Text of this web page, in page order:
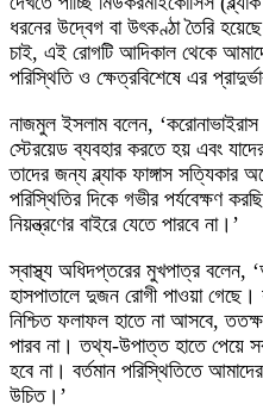
ধরনের উদ্বেগ বা উৎকণ্ঠা তৈরি
চাই, এই রোগটি আদিকাল থেকে
পরিস্থিতি ও ক্ষেত্রবিশেষে এর
নাজমুল ইসলাম বলেন, ‘করোনাভাইরাস
স্টেরয়েড ব্যবহার করতে হয় এবং
তাদের জন্য ব্ল্যাক ফাঙ্গাস সত্যিকার
পরিস্থিতির দিকে গভীর পর্যবেক্ষণ
নিয়ন্ত্রণের বাইরে যেতে পারবে না।’
স্বাস্থ্য অধিদপ্তরের মুখপাত্র বলেন,
হাসপাতালে দুজন রোগী পাওয়া গেছে।
নিশ্চিত ফলাফল হাতে না আসবে,
পারব না। তথ্য-উপাত্ত হাতে পেয়ে
হবে না। বর্তমান পরিস্থিতিতে
উচিত।’